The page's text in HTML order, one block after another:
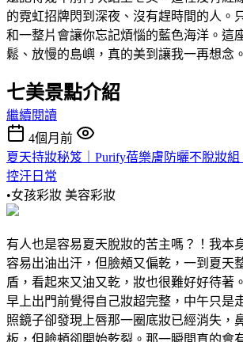
的霓虹招牌閃到深夜、沒有趕時間的人。
和一整片會讓你忘記煩惱的藍色海洋。這
鬆、放慢的島嶼，真的美到讓我一再想念。
七美景點介紹
繼續閱讀
4個月前
夏天持妝秘笈｜Purify蓓樂膚防曬不脫妝
控汗日常
•女孩彩妝 美容彩妝
有人也是容易夏天脫妝的苦主嗎？！我本
容易出油出汗，但臉頰又偏乾，一到夏天
盾，看起來又油又乾，妝也很難好好待著。
早上出門前覺得自己妝超完整，中午只是
照鏡子卻發現上唇那一圈底妝已經消失，
板，但臉頰卻開始乾裂。那一瞬間真的會